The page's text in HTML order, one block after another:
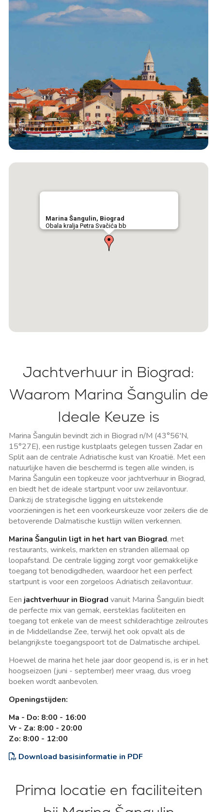
Marina Šangulin, Biograd
Obala kralja Petra Svačića bb
Jachtverhuur in Biograd:
Waarom Marina Šangulin de
Ideale Keuze is
Marina Šangulin bevindt zich in Biograd n/M (43°56'N,
15°27E), een rustige kustplaats gelegen tussen Zadar en
Split aan de centrale Adriatische kust van Kroatië. Met een
natuurlijke haven die beschermd is tegen alle winden, is
Marina Šangulin een topkeuze voor jachtverhuur in Biograd,
en biedt het de ideale startpunt voor uw zeilavontuur.
Dankzij de strategische ligging en uitstekende
voorzieningen is het een voorkeurskeuze voor zeilers die de
betoverende Dalmatische kustlijn willen verkennen.
Marina Šangulin ligt in het hart van Biograd, met
restaurants, winkels, markten en stranden allemaal op
loopafstand. De centrale ligging zorgt voor gemakkelijke
toegang tot benodigdheden, waardoor het een perfect
startpunt is voor een zorgeloos Adriatisch zeilavontuur.
Een jachtverhuur in Biograd vanuit Marina Šangulin biedt
de perfecte mix van gemak, eersteklas faciliteiten en
toegang tot enkele van de meest schilderachtige zeilroutes
in de Middellandse Zee, terwijl het ook opvalt als de
belangrijkste toegangspoort tot de Dalmatische archipel.
Hoewel de marina het hele jaar door geopend is, is er in het
hoogseizoen (juni - september) meer vraag, dus vroeg
boeken wordt aanbevolen.
Openingstijden:
Ma - Do: 8:00 - 16:00
Vr - Za: 8:00 - 20:00
Zo: 8:00 - 12:00
Download basisinformatie in PDF
Prima locatie en faciliteiten